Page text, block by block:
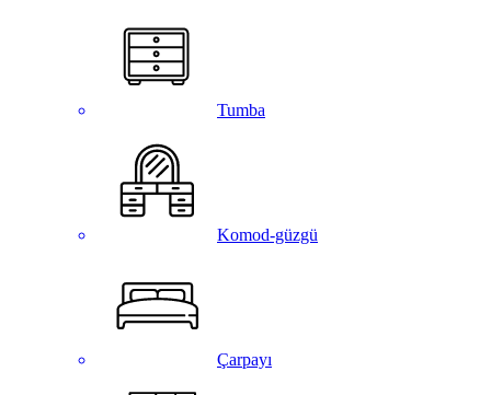
Tumba
Komod-güzgü
Çarpayı